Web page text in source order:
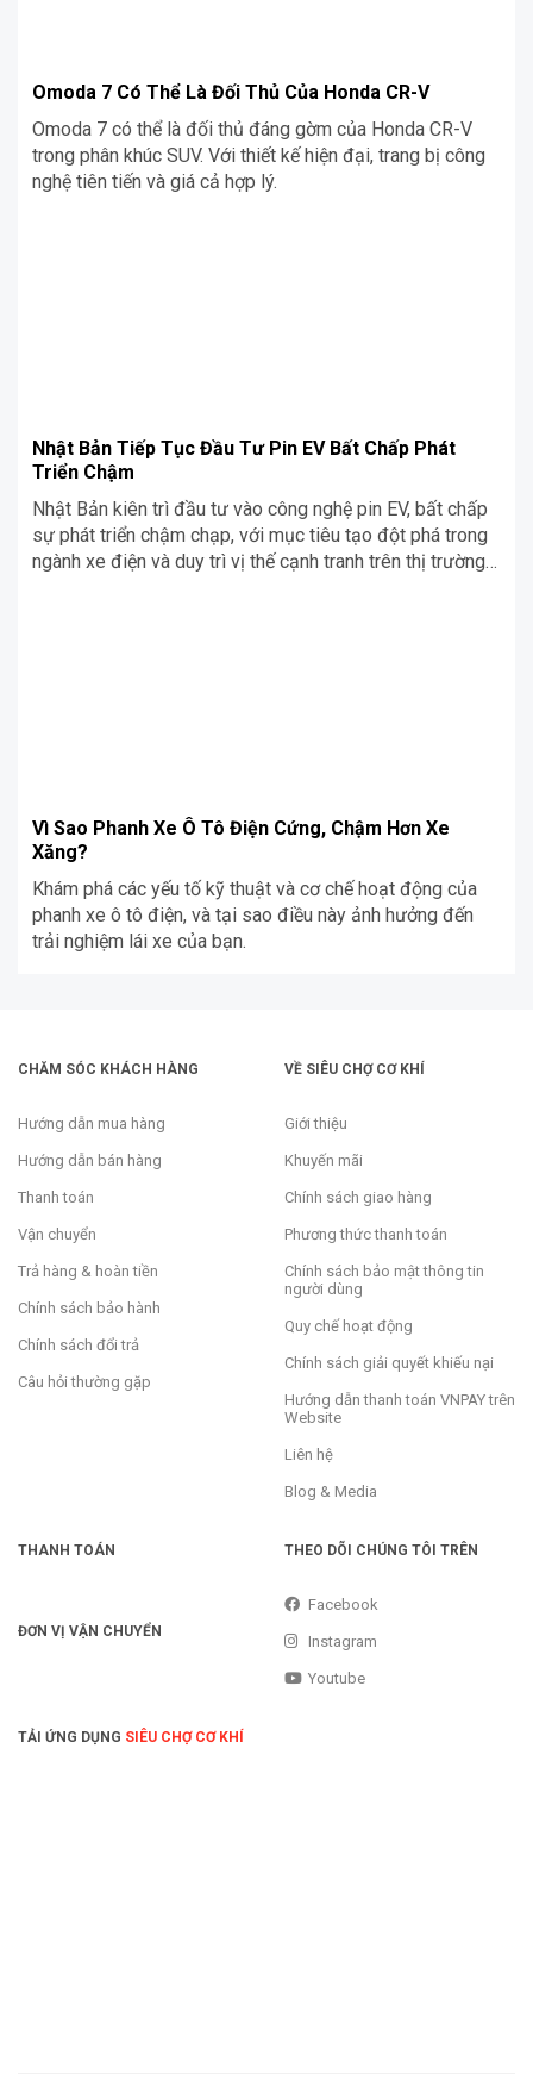
Omoda 7 Có Thể Là Đối Thủ Của Honda CR-V
Omoda 7 có thể là đối thủ đáng gờm của Honda CR-V
trong phân khúc SUV. Với thiết kế hiện đại, trang bị công
nghệ tiên tiến và giá cả hợp lý.
Nhật Bản Tiếp Tục Đầu Tư Pin EV Bất Chấp Phát
Triển Chậm
Nhật Bản kiên trì đầu tư vào công nghệ pin EV, bất chấp
sự phát triển chậm chạp, với mục tiêu tạo đột phá trong
ngành xe điện và duy trì vị thế cạnh tranh trên thị trường
Vì Sao Phanh Xe Ô Tô Điện Cứng, Chậm Hơn Xe
Xăng?
Khám phá các yếu tố kỹ thuật và cơ chế hoạt động của
phanh xe ô tô điện, và tại sao điều này ảnh hưởng đến
trải nghiệm lái xe của bạn.
CHĂM SÓC KHÁCH HÀNG
Hướng dẫn mua hàng
Hướng dẫn bán hàng
Thanh toán
Vận chuyển
Trả hàng & hoàn tiền
Chính sách bảo hành
Chính sách đổi trả
Câu hỏi thường gặp
VỀ SIÊU CHỢ CƠ KHÍ
Giới thiệu
Khuyến mãi
Chính sách giao hàng
Phương thức thanh toán
Chính sách bảo mật thông tin
người dùng
Quy chế hoạt động
Chính sách giải quyết khiếu nại
Hướng dẫn thanh toán VNPAY trên
Website
Liên hệ
Blog & Media
THANH TOÁN
ĐƠN VỊ VẬN CHUYỂN
THEO DÕI CHÚNG TÔI TRÊN
Facebook
Instagram
Youtube
TẢI ỨNG DỤNG SIÊU CHỢ CƠ KHÍ